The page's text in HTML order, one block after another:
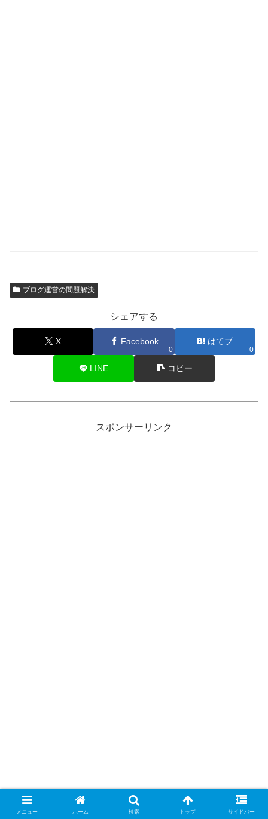
ブログ運営の問題解決
シェアする
X Facebook
0
はてブ
0
LINE コピー
スポンサーリンク
メニュー ホーム 検索 トップ サイドバー